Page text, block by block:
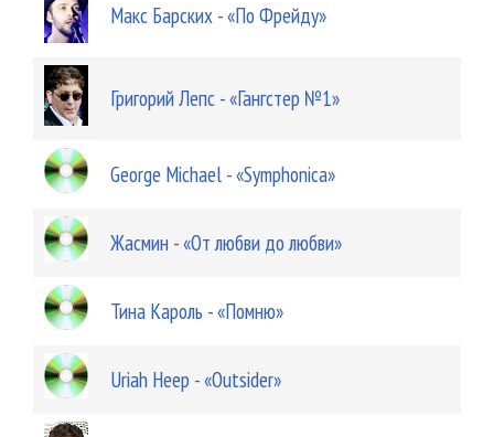
Макс Барских - «По Фрейду»
Григорий Лепс - «Гангстер №1»
George Michael - «Symphonica»
Жасмин - «От любви до любви»
Тина Кароль - «Помню»
Uriah Heep - «Outsider»